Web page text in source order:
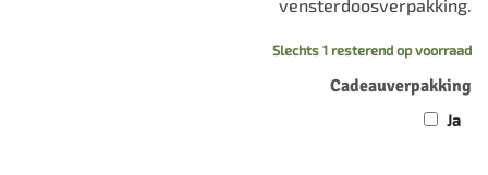
vensterdoosverpakking.
Slechts 1 resterend op voorraad
Cadeauverpakking
Ja